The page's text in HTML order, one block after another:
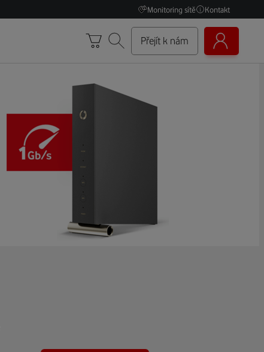
Monitoring sítě Kontakt
Přejít k nám